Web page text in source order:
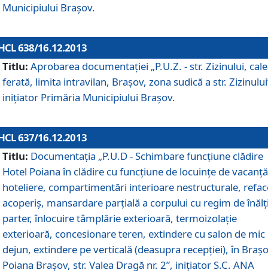
Municipiului Braşov.
638/16.12.2013
Titlu: Aprobarea documentaţiei „P.U.Z. - str. Zizinului,
ferată, limita intravilan, Braşov, zona sudică a str.
iniţiator Primăria Municipiului Braşov.
637/16.12.2013
Titlu: Documentaţia „P.U.D - Schimbare funcţiune clădire
Hotel Poiana în clădire cu funcţiune de locuinţe de
hoteliere, compartimentări interioare nestructurale,
acoperiş, mansardare parţială a corpului cu regim de
parter, înlocuire tâmplărie exterioară, termoizolaţie
exterioară, concesionare teren, extindere cu salon de mic
dejun, extindere pe verticală (deasupra recepţiei), în
Poiana Braşov, str. Valea Dragă nr. 2”, iniţiator S.C. ANA